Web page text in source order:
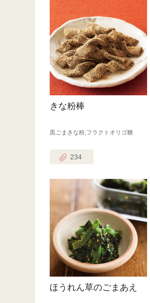
きな粉棒
黒ごまきな粉,フラクトオリゴ糖
234
ほうれん草のごまあえ